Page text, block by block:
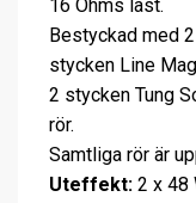
16 Ohms last.
Bestyckad med
stycken Line
2 stycken Tung
rör.
Samtliga rör är
Uteffekt: 2 x 48